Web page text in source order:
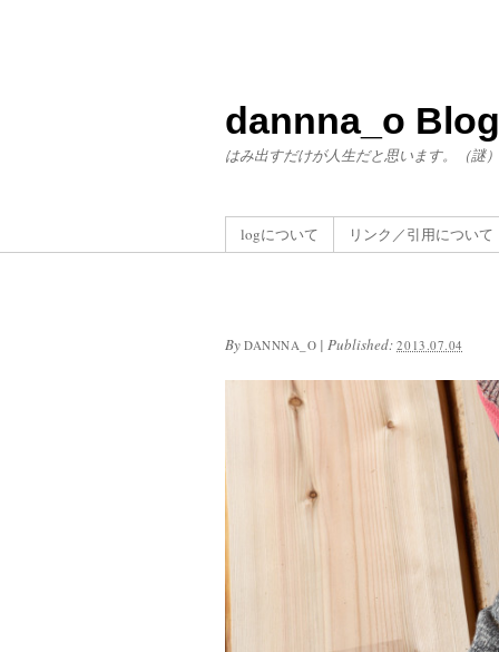
dannna_o Blog
はみ出すだけが人生だと思います。（謎）
logについて リンク／引用について
By DANNNA_O |Published:2013.07.04